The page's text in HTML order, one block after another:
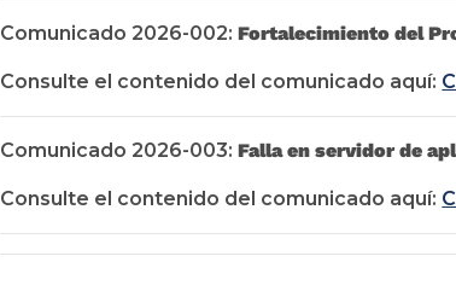
Comunicado 2026-002:Fortalecimiento del
Consulte el contenido del comunicado aquí:
Comunicado 2026-003:Falla en servidor de
Consulte el contenido del comunicado aquí: